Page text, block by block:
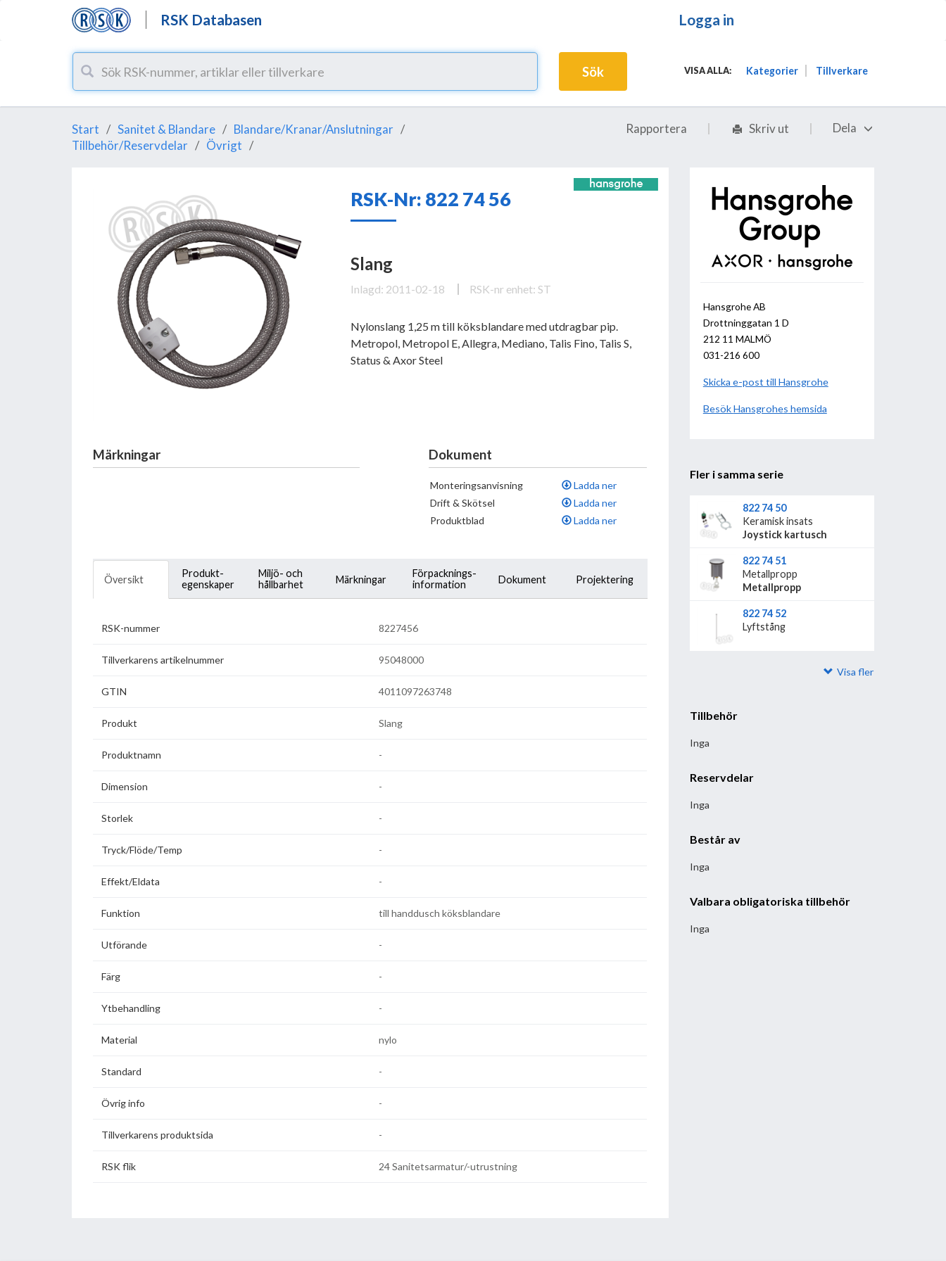
RSK Databasen Logga in
Sök VISA ALLA: Kategorier Tillverkare
Start Sanitet & Blandare
Blandare/Kranar/Anslutningar
Tillbehör/Reservdelar
Övrigt
Rapportera Skriv ut Dela
RSK-Nr: 822 74 56
Slang
Inlagd: 2011-02-18 RSK-nr enhet: ST
Nylonslang 1,25 m till köksblandare med utdragbar pip.
Metropol, Metropol E, Allegra, Mediano, Talis Fino, Talis S,
Status & Axor Steel
Märkningar Dokument
Monteringsanvisning
Ladda ner
Drift & Skötsel
Ladda ner
Produktblad
Ladda ner
Översikt
Produkt-
egenskaper
Miljö- och
hållbarhet
Märkningar
Förpacknings-
information
Dokument Projektering
RSK-nummer 8227456
Tillverkarens artikelnummer 95048000
GTIN 4011097263748
Produkt Slang
Produktnamn -
Dimension -
Storlek -
Tryck/Flöde/Temp -
Effekt/Eldata -
Funktion till handdusch köksblandare
Utförande -
Färg -
Ytbehandling -
Material nylo
Standard -
Övrig info -
Tillverkarens produktsida -
RSK flik 24 Sanitetsarmatur/-utrustning
Hansgrohe AB
Drottninggatan 1 D
212 11 MALMÖ
031-216 600
Skicka e-post till Hansgrohe
BesökHansgrohe hemsida
Fler i samma serie
822 74 50
Keramisk insats
Joystick kartusch
822 74 51
Metallpropp
Metallpropp
822 74 52
Lyftstång
Visa fler
Tillbehör
Inga
Reservdelar
Inga
Består av
Inga
Valbara obligatoriska tillbehör
Inga